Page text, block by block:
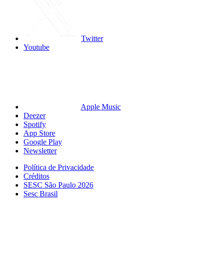
Twitter
Youtube
Apple Music
Deezer
Spotify
App Store
Google Play
Newsletter
Política de Privacidade
Créditos
SESC São Paulo 2026
Sesc Brasil